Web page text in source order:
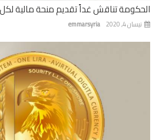
تناقش غداً تقديم منحة مالية لكل
emmarsyria 4, 2020